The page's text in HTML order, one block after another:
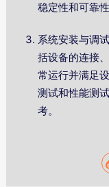
稳定性和可靠性
系统安装与调
括设备的连接
常运行并满足
测试和性能测
考。